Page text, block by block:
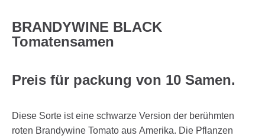
BRANDYWINE BLACK
Tomatensamen
Preis für packung von 10 Samen.
Diese Sorte ist eine schwarze Version der berühmten
roten Brandywine Tomato aus Amerika. Die Pflanzen